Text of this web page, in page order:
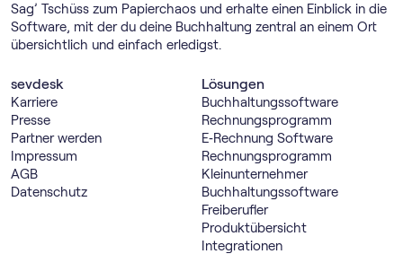
Sag’ Tschüss zum Papierchaos und erhalte einen Einblick in die
Software, mit der du deine Buchhaltung zentral an einem Ort
übersichtlich und einfach erledigst.
sevdesk
Karriere
Presse
Partner werden
Impressum
AGB
Datenschutz
Lösungen
Buch­haltungs­software
Rechnungs­programm
E‑Rechnung Software
Rechnungs­programm
Kleinunternehmer
Buch­haltungs­software
Freiberufler
Produktübersicht
Integrationen